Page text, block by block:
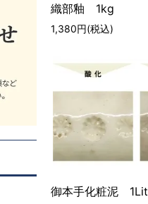
織部釉 1kg
1,380円(税込)
御本手化粧泥 1Lit